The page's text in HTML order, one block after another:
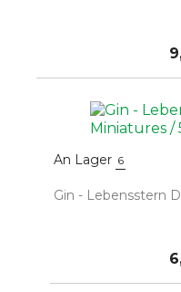
An Lager 6
Gin - Lebensstern